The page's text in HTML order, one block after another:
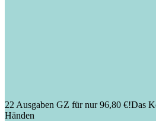
22 Ausgaben GZ für nur 96,80 €!Das
Händen